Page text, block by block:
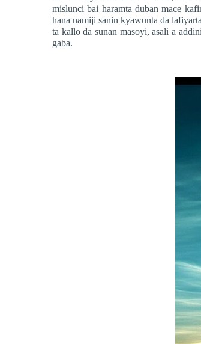
mislunci bai haramta duban mace
hana namiji sanin kyawunta da
ta kallo da sunan masoyi, asali a
gaba.